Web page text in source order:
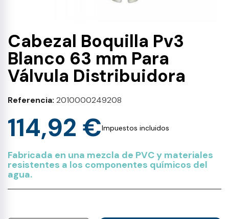
Cabezal Boquilla Pv3
Blanco 63 mm Para
Válvula Distribuidora
Referencia 2010000249208
114,92 €Impuestos incluidos
Fabricada en una mezcla de PVC y materiales
resistentes a los componentes químicos del
agua.